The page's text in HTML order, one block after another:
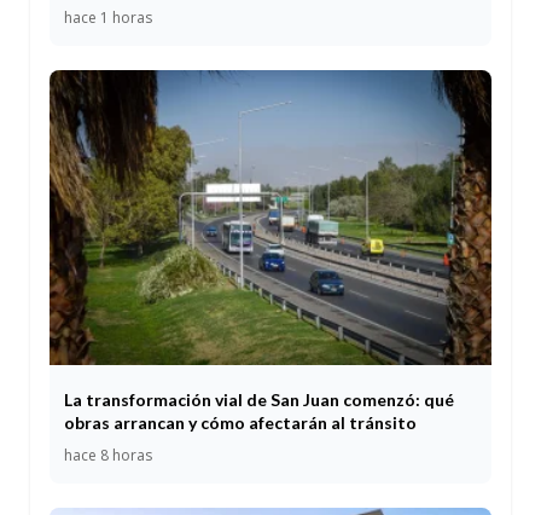
hace 1 horas
La transformación vial de San Juan comenzó: qué
obras arrancan y cómo afectarán al tránsito
hace 8 horas